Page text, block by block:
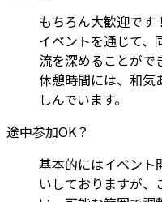
もちろん大歓迎です！
イベントを通じて、
流を深めることがで
休憩時間には、和気
しんでいます。
途中参加OK？
基本的にはイベント
いしておりますが、